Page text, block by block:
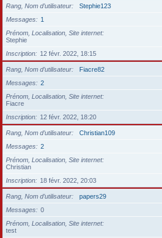
Rang, Nom d’utilisateur
Stephie123
Messages
1
Prénom, Localisation, Site internet
Stephie
Inscription
12 févr. 2022, 18:15
Rang, Nom d’utilisateur
Fiacre82
Messages
2
Prénom, Localisation, Site internet
Fiacre
Inscription
12 févr. 2022, 18:20
Rang, Nom d’utilisateur
Christian109
Messages
2
Prénom, Localisation, Site internet
Christian
Inscription
18 févr. 2022, 20:03
Rang, Nom d’utilisateur
papers29
Messages
0
Prénom, Localisation, Site internet
test